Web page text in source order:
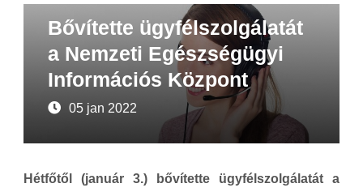
Bővítette ügyfélszolgálatát
a Nemzeti Egészségügyi
Információs Központ
05 jan 2022
Hétfőtől (január 3.) bővítette ügyfélszolgálatát a